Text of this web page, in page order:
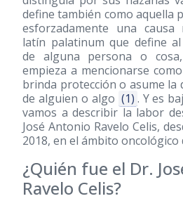
define también como aquella
esforzadamente una causa
latín palatinum que define
de alguna persona o
empieza a mencionarse
brinda protección o asume la
de alguien o algo (1) . Y es
vamos a describir la labor
José Antonio Ravelo Celis,
2018, en el ámbito
¿Quién fue el Dr.
Ravelo Celis?